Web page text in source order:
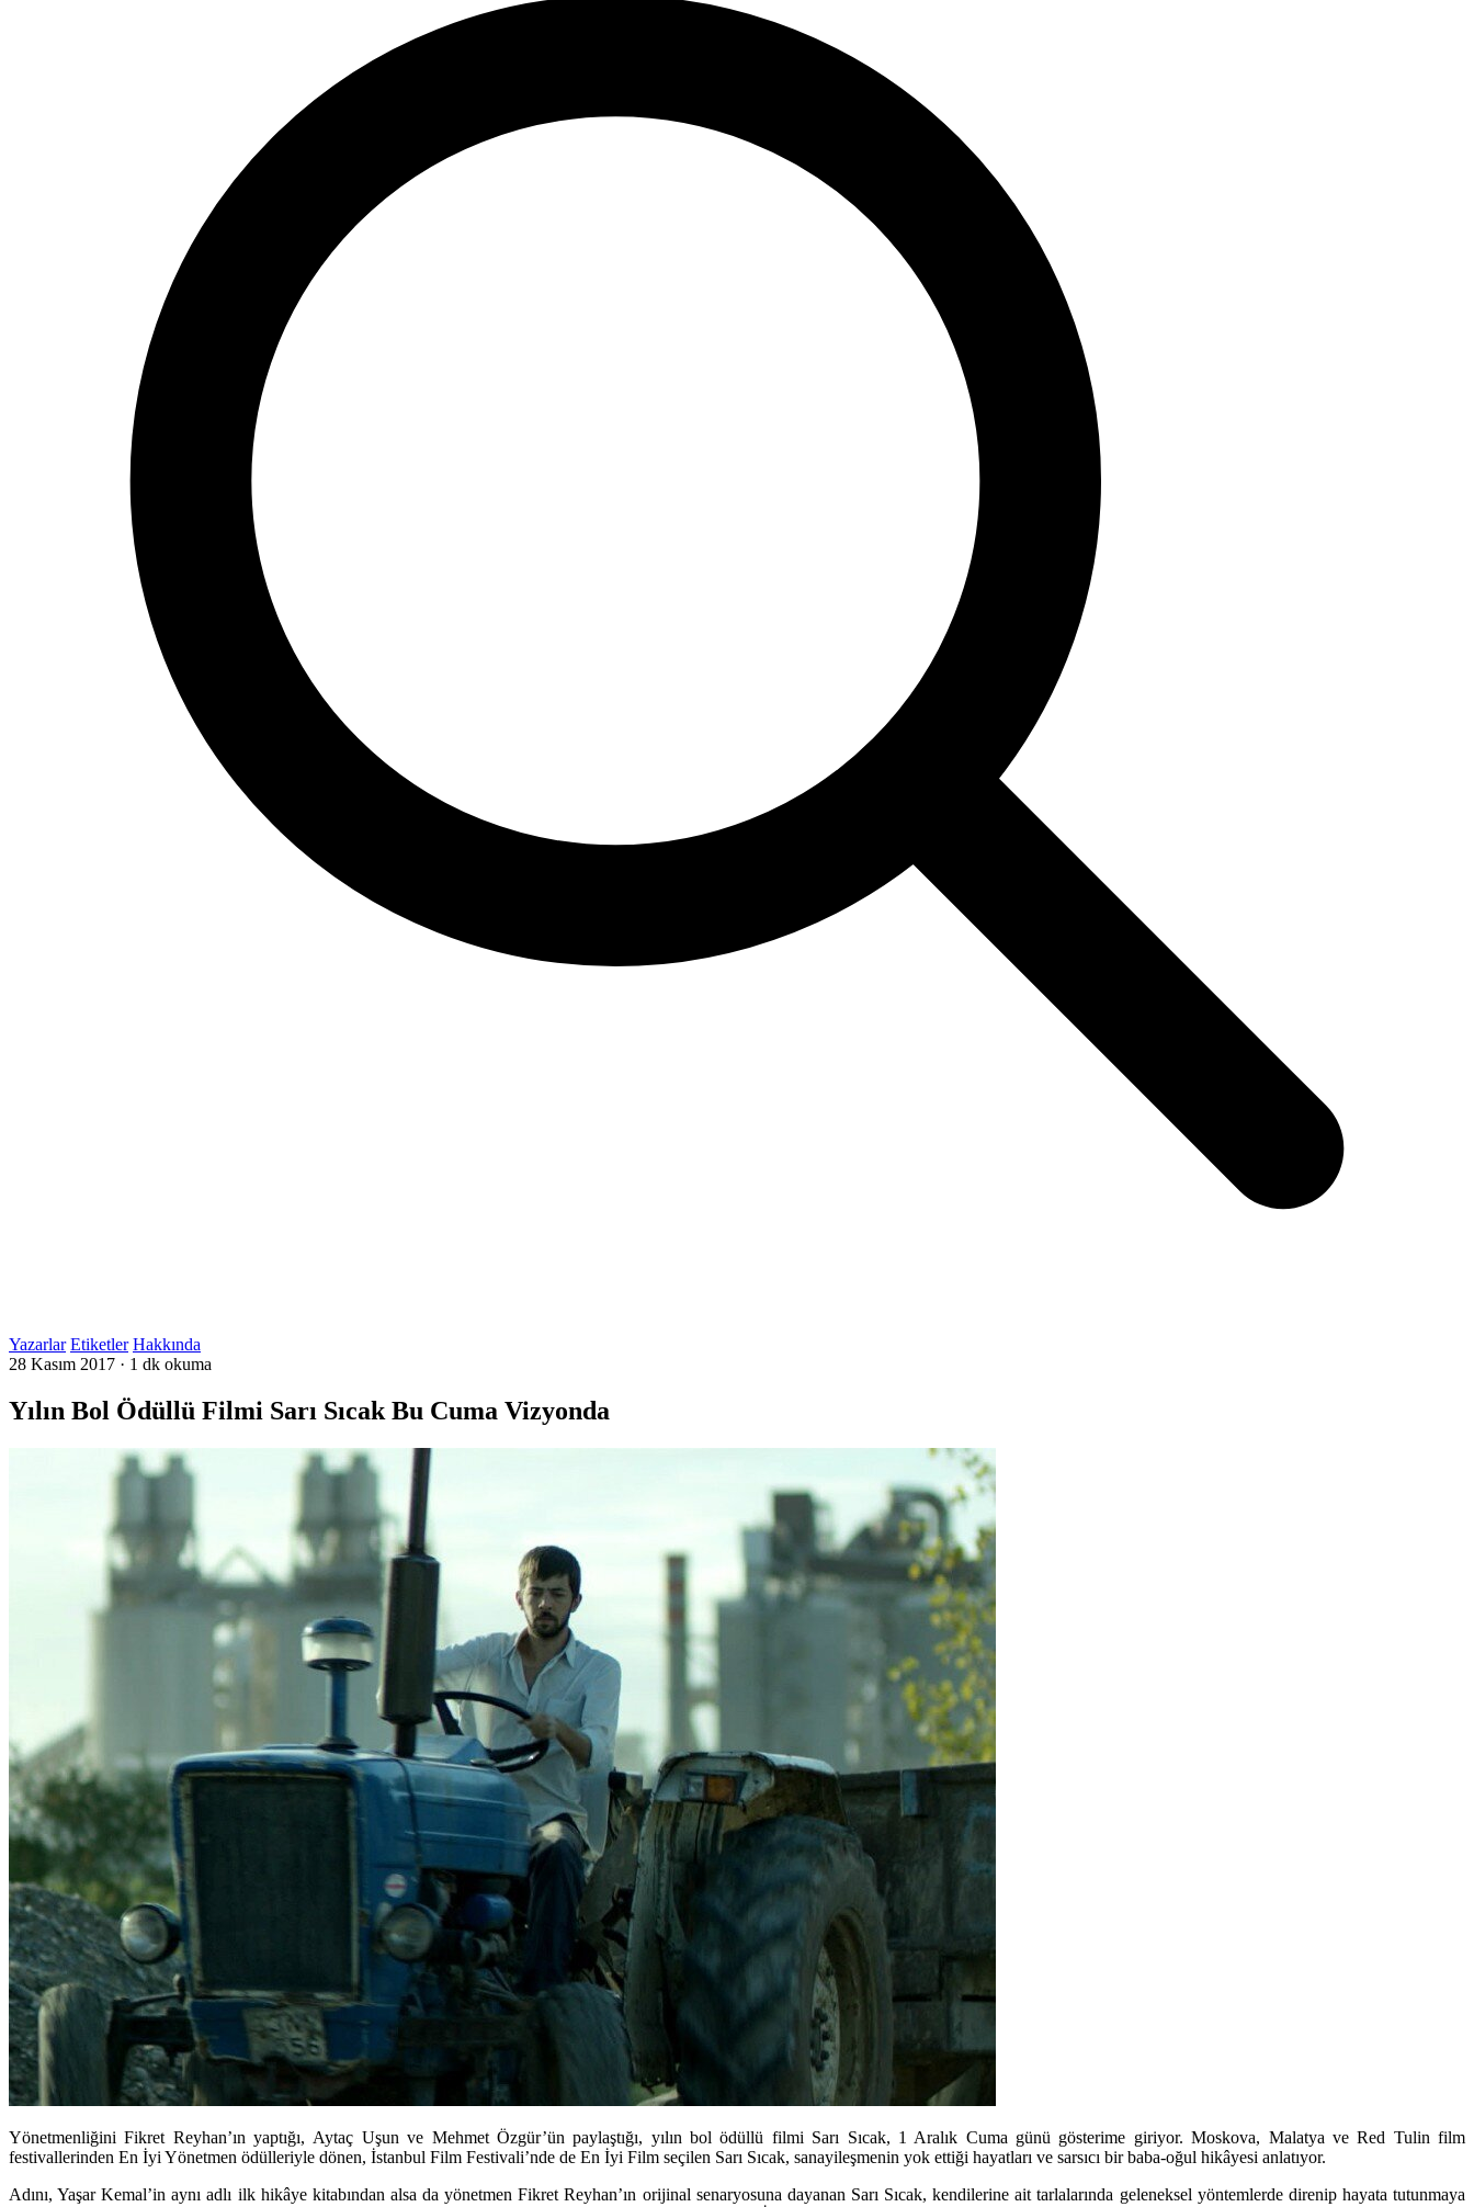
Yazarlar Etiketler Hakkında
28 Kasım 2017 · 1 dk okuma
Yılın Bol Ödüllü Filmi Sarı Sıcak Bu Cuma Vizyonda
Yönetmenliğini Fikret Reyhan’ın yaptığı, Aytaç Uşun ve Mehmet Özgür’ün paylaştığı, yılın bol ödüllü filmi Sarı Sıcak, 1 Aralık Cuma günü gösterime giriyor. Moskova, Malatya ve Red Tulin film
festivallerinden En İyi Yönetmen ödülleriyle dönen, İstanbul Film Festivali’nde de En İyi Film seçilen Sarı Sıcak, sanayileşmenin yok ettiği hayatları ve sarsıcı bir baba-oğul hikâyesi anlatıyor.
Adını, Yaşar Kemal’in aynı adlı ilk hikâye kitabından alsa da yönetmenFikret Reyhan’ın orijinal senaryosuna dayanan Sarı Sıcak, kendilerine ait tarlalarında geleneksel yöntemlerde direnip hayata tutunmaya